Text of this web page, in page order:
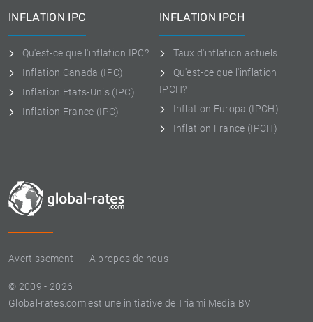
Avertissement A propos de nous
© 2009 - 2026
Global-rates.com est une initiative de Triami Media BV
INFLATION IPC
Qu'est-ce que l'inflation IPC?
Inflation Canada (IPC)
Inflation Etats-Unis (IPC)
Inflation France (IPC)
INFLATION IPCH
Taux d'inflation actuels
Qu'est-ce que l'inflation
IPCH?
Inflation Europa (IPCH)
Inflation France (IPCH)